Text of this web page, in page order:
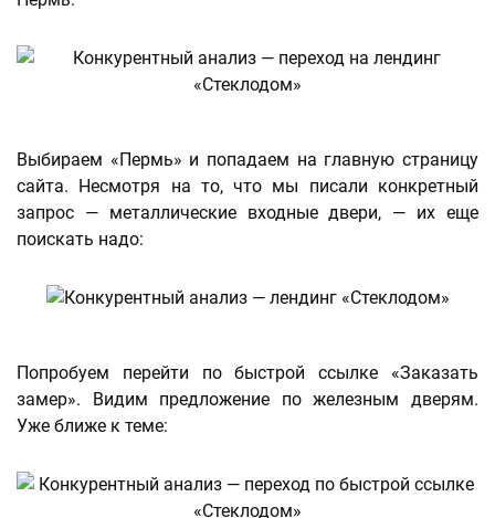
Выбираем «Пермь» и попадаем на главную страницу
сайта. Несмотря на то, что мы писали конкретный
запрос — металлические входные двери, — их еще
поискать надо:
Попробуем перейти по быстрой ссылке «Заказать
замер». Видим предложение по железным дверям.
Уже ближе к теме: